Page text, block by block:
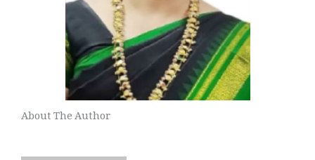
About The Author